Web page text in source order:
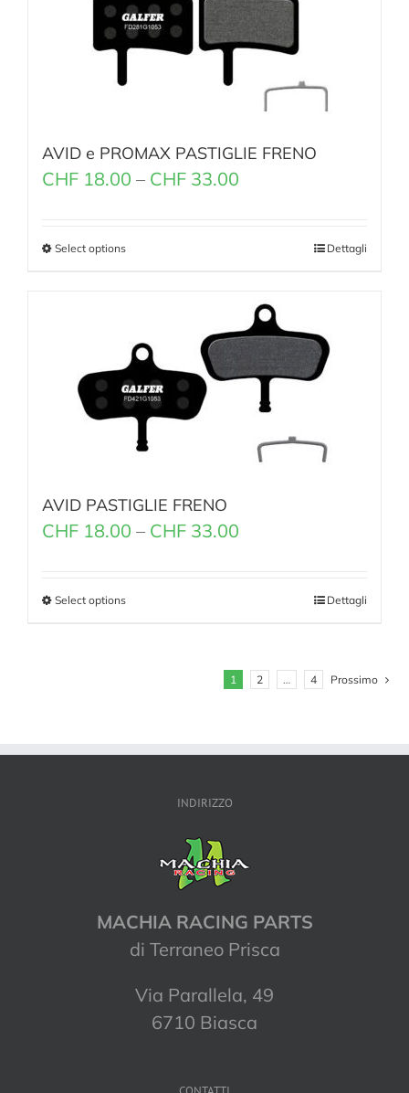
AVID e PROMAX PASTIGLIE FRENO
CHF 18.00 – CHF 33.00
Select options Dettagli
AVID PASTIGLIE FRENO
CHF 18.00 – CHF 33.00
Select options Dettagli
1 2 … 4 Prossimo
INDIRIZZO
MACHIA RACING PARTS
di Terraneo Prisca
Via Parallela, 49
6710 Biasca